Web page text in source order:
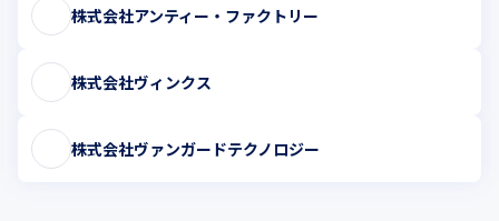
株式会社アンティー・ファクトリー
株式会社ヴィンクス
株式会社ヴァンガードテクノロジー